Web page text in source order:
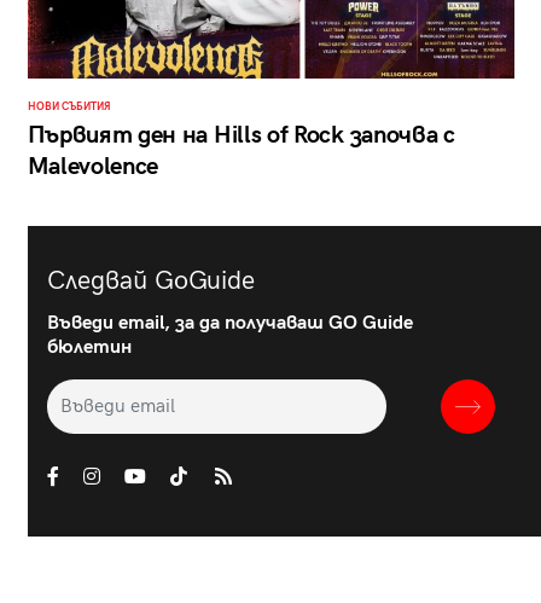
НОВИ СЪБИТИЯ
Първият ден на Hills of Rock започва с
Malevolence
Следвай GoGuide
Въведи email, за да получаваш GO Guide
бюлетин